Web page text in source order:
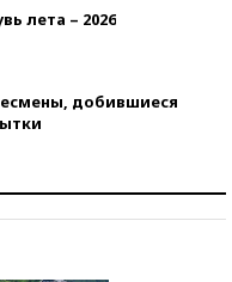
лета – 2026
добившиеся